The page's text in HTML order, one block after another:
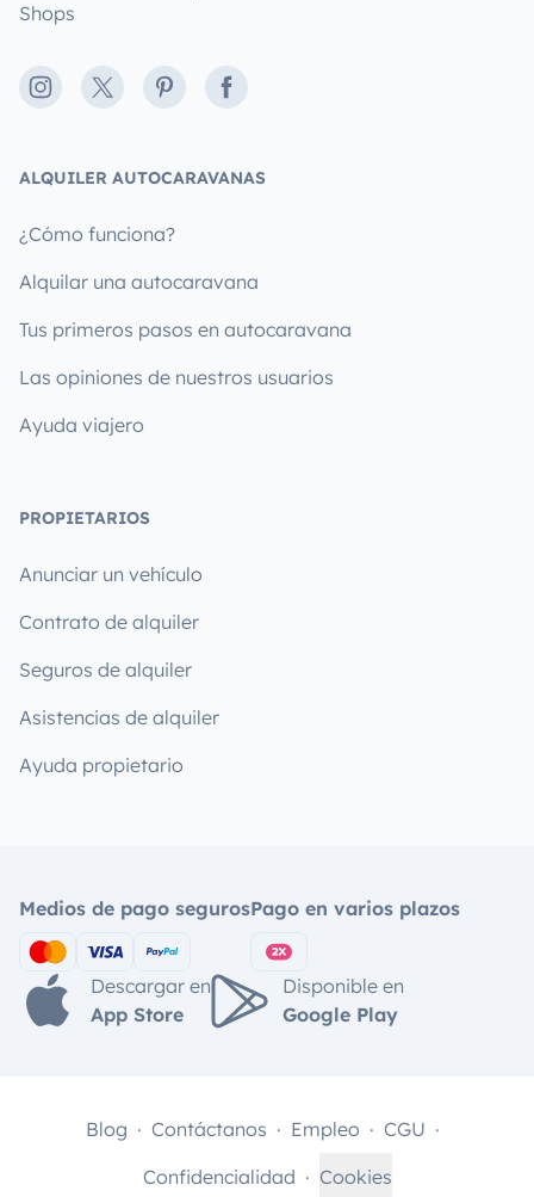
Shops
Instagram
X PinterestFacebook
ALQUILER AUTOCARAVANAS
¿Cómo funciona?
Alquilar una autocaravana
Tus primeros pasos en autocaravana
Las opiniones de nuestros usuarios
Ayuda viajero
PROPIETARIOS
Anunciar un vehículo
Contrato de alquiler
Seguros de alquiler
Asistencias de alquiler
Ayuda propietario
Medios de pago segurosPago en varios plazos
Descargar en
App Store
Disponible en
Google Play
Blog Contáctanos Empleo
CGU
Confidencialidad
Cookies